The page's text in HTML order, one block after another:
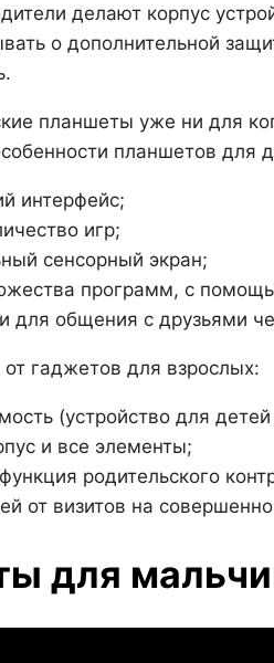
делают корпус
о дополнительной
планшеты уже ни для
планшетов для
интерфейс;
игр;
сенсорный экран;
программ, с
для общения с друзьями
гаджетов для взрослых:
(устройство для
и все элементы;
родительского
от визитов на
для